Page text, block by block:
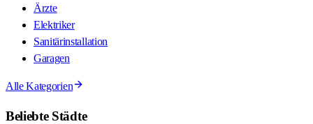
Ärzte
Elektriker
Sanitärinstallation
Garagen
Alle Kategorien
Beliebte Städte